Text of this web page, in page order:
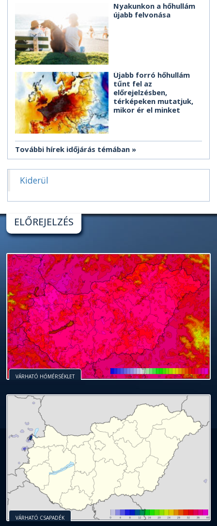
Nyakunkon a hőhullám
újabb felvonása
Újabb forró hőhullám
tűnt fel az
előrejelzésben,
térképeken mutatjuk,
mikor ér el minket
További hírek időjárás témában
Kiderül
ELŐREJELZÉS
VÁRHATÓ HŐMÉRSÉKLET
VÁRHATÓ CSAPADÉK